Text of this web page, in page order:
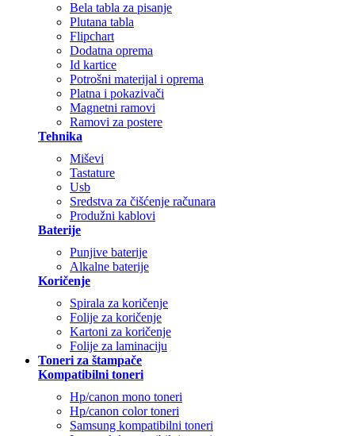
Bela tabla za pisanje
Plutana tabla
Flipchart
Dodatna oprema
Id kartice
Potrošni materijal i oprema
Platna i pokazivači
Magnetni ramovi
Ramovi za postere
Tehnika
Miševi
Tastature
Usb
Sredstva za čišćenje računara
Produžni kablovi
Baterije
Punjive baterije
Alkalne baterije
Koričenje
Spirala za koričenje
Folije za koričenje
Kartoni za koričenje
Folije za laminaciju
Toneri za štampače
Kompatibilni toneri
Hp/canon mono toneri
Hp/canon color toneri
Samsung kompatibilni toneri